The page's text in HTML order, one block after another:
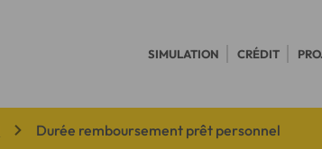
SIMULATION CRÉDIT
Durée remboursement prêt personnel